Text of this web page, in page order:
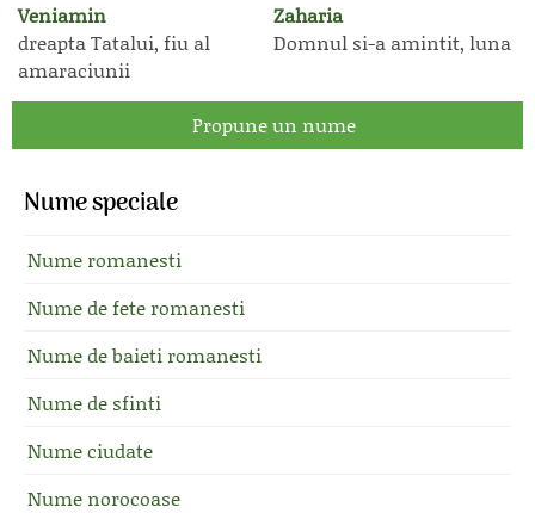
Veniamin
dreapta Tatalui, fiu al
amaraciunii
Zaharia
Domnul si-a amintit, luna
Propune un nume
Nume speciale
Nume romanesti
Nume de fete romanesti
Nume de baieti romanesti
Nume de sfinti
Nume ciudate
Nume norocoase